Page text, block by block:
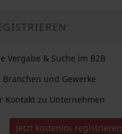
Vergabe & Suche im B2B
Branchen und Gewerke
Kontakt zu Unternehmen
Jetzt kostenlos registrieren